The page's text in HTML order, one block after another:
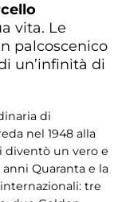
vita. Le
palcoscenico
un’infinità di
di
nel 1948 alla
diventò un vero e
Quaranta e la
tre